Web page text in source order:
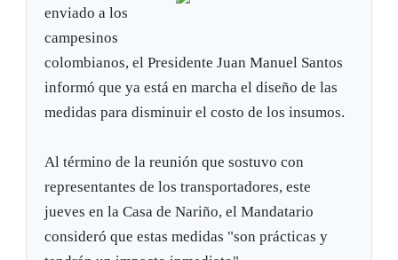
enviado a los
campesinos
colombianos, el Presidente Juan Manuel Santos
informó que ya está en marcha el diseño de las
medidas para disminuir el costo de los insumos.
Al término de la reunión que sostuvo con
representantes de los transportadores, este
jueves en la Casa de Nariño, el Mandatario
consideró que estas medidas "son prácticas y